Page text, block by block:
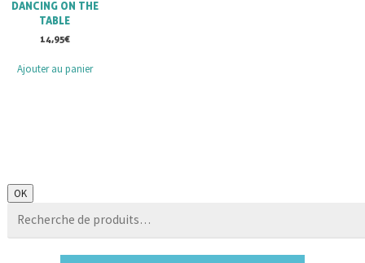
DANCING ON THE
TABLE
14,95€
Ajouter au panier
Recherche
pour :
OK